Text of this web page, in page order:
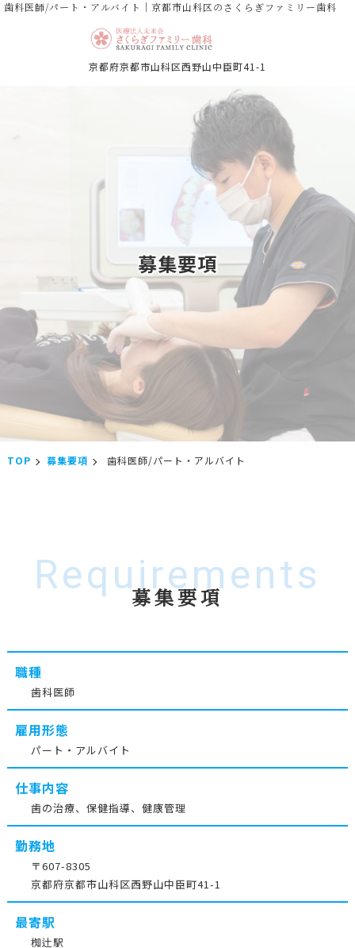
歯科医師/パート・アルバイト｜京都市山科区のさくらぎファミリー歯科
京都府京都市山科区西野山中臣町41-1
募集要項
TOP 募集要項 歯科医師/パート・アルバイト
Requirements
募集要項
職種
歯科医師
雇用形態
パート・アルバイト
仕事内容
歯の治療、保健指導、健康管理
勤務地
〒607-8305
京都府京都市山科区西野山中臣町41-1
最寄駅
椥辻駅